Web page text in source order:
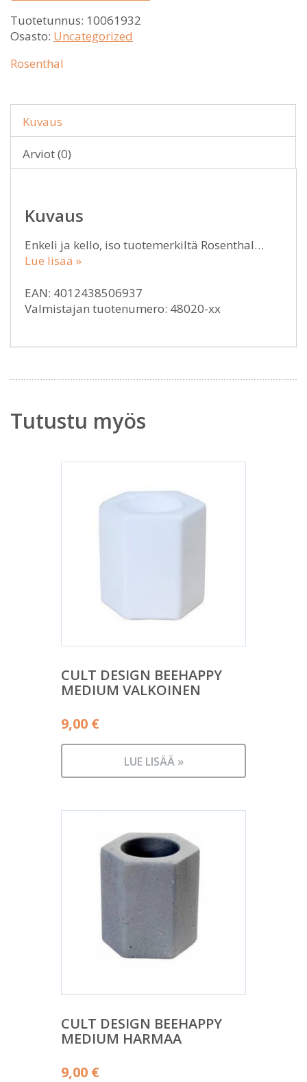
Tuotetunnus: 10061932
Osasto: Uncategorized
Rosenthal
Kuvaus
Arviot (0)
Kuvaus
Enkeli ja kello, iso tuotemerkiltä Rosenthal…
Lue lisää »
EAN: 4012438506937
Valmistajan tuotenumero: 48020-xx
Tutustu myös
CULT DESIGN BEEHAPPY
MEDIUM VALKOINEN
9,00 €
LUE LISÄÄ »
CULT DESIGN BEEHAPPY
MEDIUM HARMAA
9,00 €